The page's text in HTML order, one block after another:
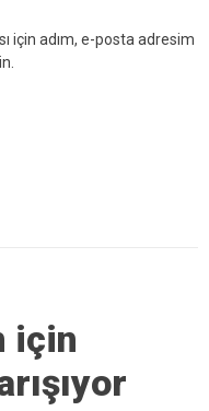
için adım, e-posta adresim
için